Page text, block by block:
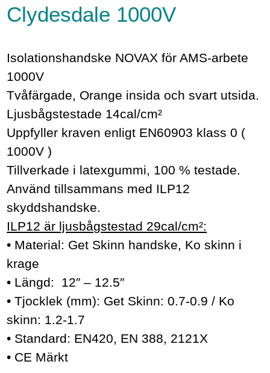
Clydesdale 1000V
Isolationshandske NOVAX för AMS-arbete
1000V
Tvåfärgade, Orange insida och svart utsida.
Ljusbågstestade 14cal/cm²
Uppfyller kraven enligt EN60903 klass 0 (
1000V )
Tillverkade i latexgummi, 100 % testade.
Använd tillsammans med ILP12
skyddshandske.
ILP12 är ljusbågstestad 29cal/cm²:
• Material: Get Skinn handske, Ko skinn i
krage
• Längd: 12″ – 12.5″
• Tjocklek (mm): Get Skinn: 0.7-0.9 / Ko
skinn: 1.2-1.7
• Standard: EN420, EN 388, 2121X
• CE Märkt